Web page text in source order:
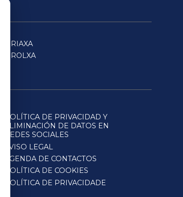
SARRIAXA
FERROLXA
POLÍTICA DE PRIVACIDAD Y
ELIMINACIÓN DE DATOS EN
REDES SOCIALES
AVISO LEGAL
AGENDA DE CONTACTOS
POLÍTICA DE COOKIES
POLÍTICA DE PRIVACIDADE